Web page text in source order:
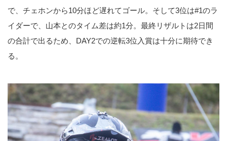
で、チェホンから10分ほど遅れてゴール。そして3位は#1のラ
イダーで、山本とのタイム差は約1分。最終リザルトは2日間
の合計で出るため、DAY2での逆転3位入賞は十分に期待でき
る。